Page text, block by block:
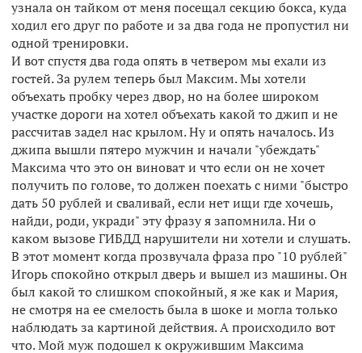
узнала он тайком от меня посещал секцию бокса, куда
ходил его друг по работе и за два года не пропустил ни
одной тренировки.
И вот спустя два года опять в четвером мы ехали из
гостей. За рулем теперь был Максим. Мы хотели
объехать пробку через двор, но на более широком
участке дороги на хотел объехать какой то джип и не
рассчитав задел нас крылом. Ну и опять началось. Из
джипа вышли пятеро мужчин и начали "убеждать"
Максима что это он виноват и что если он не хочет
получить по голове, то должен поехать с ними "быстро
дать 50 рублей и сваливай, если нет ищи где хочешь,
найди, роди, укради" эту фразу я запомнила. Ни о
каком вызове ГИБДД нарушители ни хотели и слушать.
В этот момент когда прозвучала фраза про "10 рублей"
Игорь спокойно открыл дверь и вышел из машины. Он
был какой то слишком спокойный, я же как и Мария,
не смотря на ее смелость была в шоке и могла только
наблюдать за картиной действия. А происходило вот
что. Мой муж подошел к окружившим Максима